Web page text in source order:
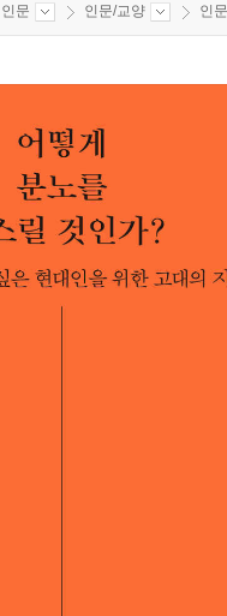
인문 인문/교양 인